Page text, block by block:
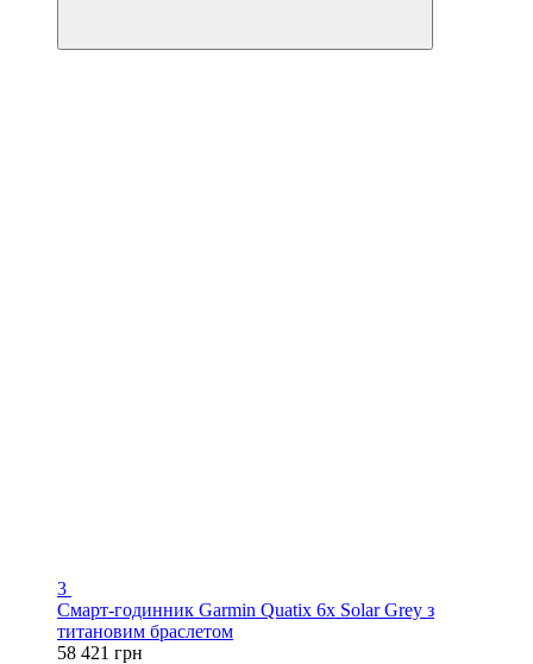
3
Смарт-годинник Garmin Quatix 6x Solar Grey з
титановим браслетом
58 421 грн